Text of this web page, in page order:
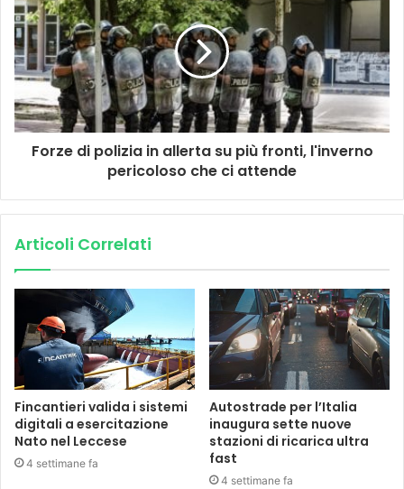
Forze di polizia in allerta su più fronti, l'inverno
pericoloso che ci attende
Articoli Correlati
Fincantieri valida i sistemi
digitali a esercitazione
Nato nel Leccese
4 settimane fa
Autostrade per l’Italia
inaugura sette nuove
stazioni di ricarica ultra
fast
4 settimane fa